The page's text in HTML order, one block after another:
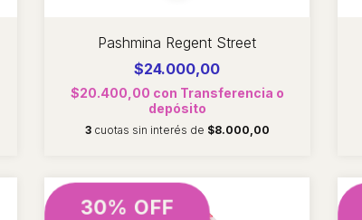
Pashmina Regent Street
$24.000,00
$20.400,00 con Transferencia o
depósito
3 cuotas sin interés de $8.000,00
30% OFF